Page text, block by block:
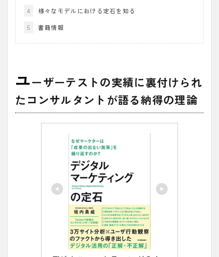
4
様々なモデルにおける定石を知る
5
書籍情報
ユーザーテストの実績に裏付けられ
たコンサルタントが語る納得の理論